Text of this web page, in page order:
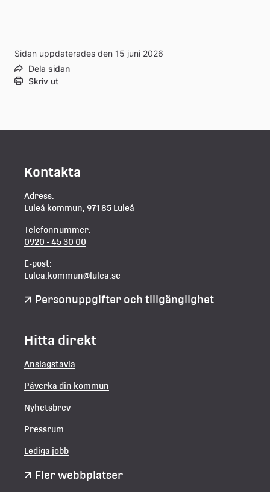
webbplats
Sidan uppdaterades den 15 juni 2026
Dela sidan
Skriv ut
Kontakta
Adress:
Luleå kommun, 971 85 Luleå
Telefonnummer:
0920 - 45 30 00
E-post:
Lulea.kommun@lulea.se
Personuppgifter och tillgänglighet
Hitta direkt
Anslagstavla
Påverka din kommun
Nyhetsbrev
Pressrum
Lediga jobb
Fler webbplatser